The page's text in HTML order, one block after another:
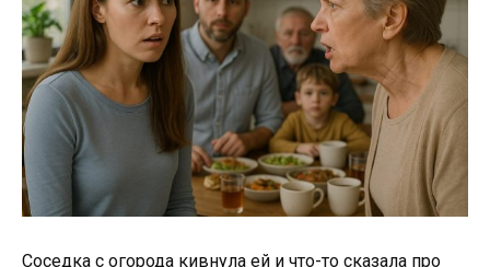
Соседка с огорода кивнула ей и что-то сказала про